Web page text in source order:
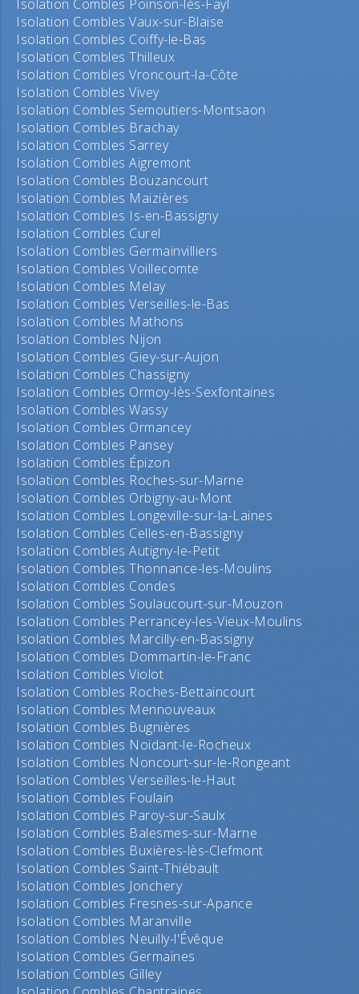
Isolation Combles Poinson-lès-Fayl
Isolation Combles Vaux-sur-Blaise
Isolation Combles Coiffy-le-Bas
Isolation Combles Thilleux
Isolation Combles Vroncourt-la-Côte
Isolation Combles Vivey
Isolation Combles Semoutiers-Montsaon
Isolation Combles Brachay
Isolation Combles Sarrey
Isolation Combles Aigremont
Isolation Combles Bouzancourt
Isolation Combles Maizières
Isolation Combles Is-en-Bassigny
Isolation Combles Curel
Isolation Combles Germainvilliers
Isolation Combles Voillecomte
Isolation Combles Melay
Isolation Combles Verseilles-le-Bas
Isolation Combles Mathons
Isolation Combles Nijon
Isolation Combles Giey-sur-Aujon
Isolation Combles Chassigny
Isolation Combles Ormoy-lès-Sexfontaines
Isolation Combles Wassy
Isolation Combles Ormancey
Isolation Combles Pansey
Isolation Combles Épizon
Isolation Combles Roches-sur-Marne
Isolation Combles Orbigny-au-Mont
Isolation Combles Longeville-sur-la-Laines
Isolation Combles Celles-en-Bassigny
Isolation Combles Autigny-le-Petit
Isolation Combles Thonnance-les-Moulins
Isolation Combles Condes
Isolation Combles Soulaucourt-sur-Mouzon
Isolation Combles Perrancey-les-Vieux-Moulins
Isolation Combles Marcilly-en-Bassigny
Isolation Combles Dommartin-le-Franc
Isolation Combles Violot
Isolation Combles Roches-Bettaincourt
Isolation Combles Mennouveaux
Isolation Combles Bugnières
Isolation Combles Noidant-le-Rocheux
Isolation Combles Noncourt-sur-le-Rongeant
Isolation Combles Verseilles-le-Haut
Isolation Combles Foulain
Isolation Combles Paroy-sur-Saulx
Isolation Combles Balesmes-sur-Marne
Isolation Combles Buxières-lès-Clefmont
Isolation Combles Saint-Thiébault
Isolation Combles Jonchery
Isolation Combles Fresnes-sur-Apance
Isolation Combles Maranville
Isolation Combles Neuilly-l'Évêque
Isolation Combles Germaines
Isolation Combles Gilley